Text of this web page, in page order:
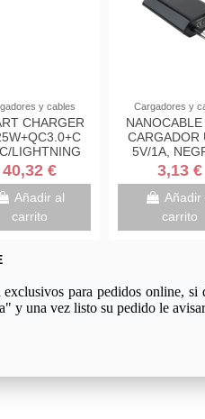
y cables
CHARGER
LIGHTNING
CABLE W
40,32 €
Añadir al
carrito
Cargadores y
CARGADOR
5V/1A,
10.10.2002
3,13 €
Añadir
carrito
para pedidos online,
y una vez listo su pedido le